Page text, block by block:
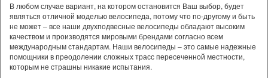
В любом случае вариант, на котором остановится Ваш выбор, будет
являться отличной моделью велосипеда, потому что по-другому и быть
не может – все наши двухподвесные велосипеды обладают высоким
качеством и производятся мировыми брендами согласно всем
международным стандартам. Наши велосипеды – это самые надежные
помощники в преодолении сложных трасс пересеченной местности,
которым не страшны никакие испытания.